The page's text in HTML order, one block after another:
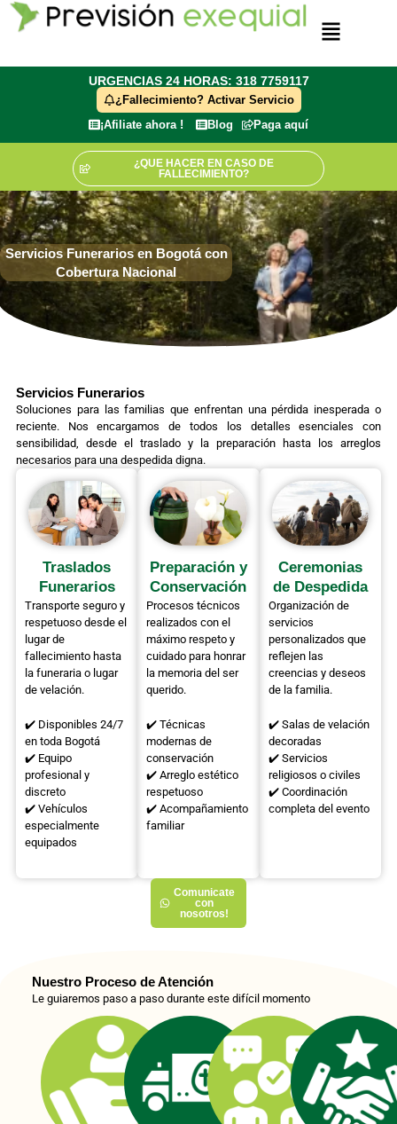
Menú
URGENCIAS 24 HORAS: 318 7759117
¿Fallecimiento? Activar Servicio
¡Afiliate ahora !
Blog Paga aquí
¿QUE HACER EN CASO DE
FALLECIMIENTO?
Servicios Funerarios en Bogotá con
Cobertura Nacional
Servicios Funerarios
Soluciones para las familias que enfrentan una pérdida inesperada o
reciente. Nos encargamos de todos los detalles esenciales con
sensibilidad, desde el traslado y la preparación hasta los arreglos
necesarios para una despedida digna.
Traslados
Funerarios
Transporte seguro y
respetuoso desde el
lugar de
fallecimiento hasta
la funeraria o lugar
de velación.
✔️ Disponibles 24/7
en toda Bogotá
✔️ Equipo
profesional y
discreto
✔️ Vehículos
especialmente
equipados
Preparación y
Conservación
Procesos técnicos
realizados con el
máximo respeto y
cuidado para honrar
la memoria del ser
querido.
✔️ Técnicas
modernas de
conservación
✔️ Arreglo estético
respetuoso
✔️ Acompañamiento
familiar
Ceremonias
de Despedida
Organización de
servicios
personalizados que
reflejen las
creencias y deseos
de la familia.
✔️ Salas de velación
decoradas
✔️ Servicios
religiosos o civiles
✔️ Coordinación
completa del evento
Comunicate
con
nosotros!
Nuestro Proceso de Atención
Le guiaremos paso a paso durante este difícil momento